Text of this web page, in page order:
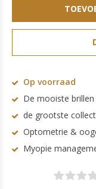
Op voorraad
De mooiste
de grootste
Optometrie &
Myopie